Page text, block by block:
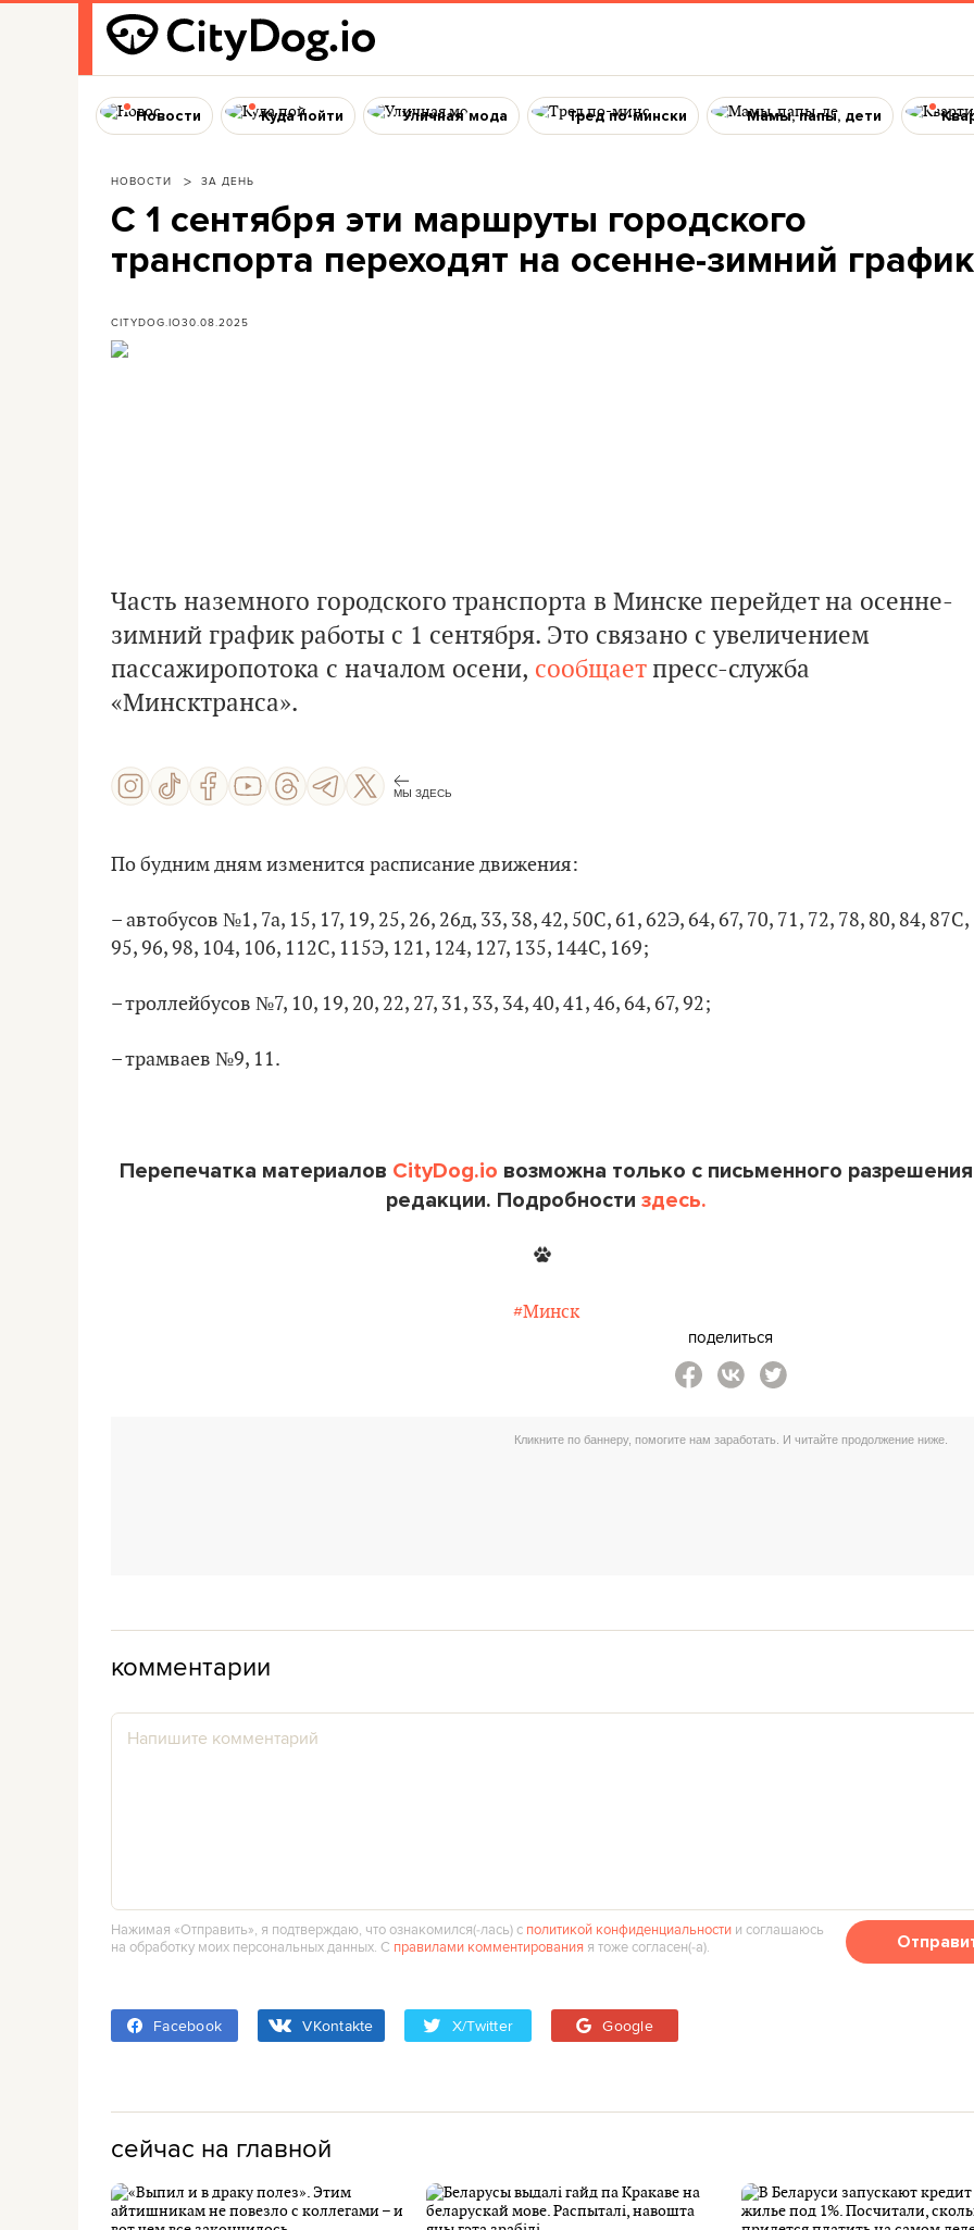
Новости Куда пойти Уличная мода Тред по-мински Мамы, папы, дети
НОВОСТИ ЗА ДЕНЬ
С 1 сентября эти маршруты городского
транспорта переходят на осенне-зимний график
CITYDOG.IO30.08.2025
Часть наземного городского транспорта в Минске перейдет на осенне-
зимний график работы с 1 сентября. Это связано с увеличением
пассажиропотока с началом осени, сообщаетпресс-служба
«Минсктранса».
МЫ ЗДЕСЬ
По будним дням изменится расписание движения:
– автобусов №1, 7а, 15, 17, 19, 25, 26, 26д, 33, 38, 42, 50С, 61, 62Э, 64, 67, 70, 71, 72, 78, 80, 84, 87С,
95, 96, 98, 104, 106, 112С, 115Э, 121, 124, 127, 135, 144С, 169;
– троллейбусов №7, 10, 19, 20, 22, 27, 31, 33, 34, 40, 41, 46, 64, 67, 92;
– трамваев №9, 11.
Перепечатка материалов CityDog.io возможна только с письменного разрешения
редакции. Подробности здесь.
#Минск
поделиться
комментарии
Нажимая «Отправить», я подтверждаю, что ознакомился(‑лась) с политикой конфиденциальности и соглашаюсь
на обработку моих персональных данных. С правилами комментирования я тоже согласен(‑а).
Facebook VKontakte X/Twitter Google
сейчас на главной